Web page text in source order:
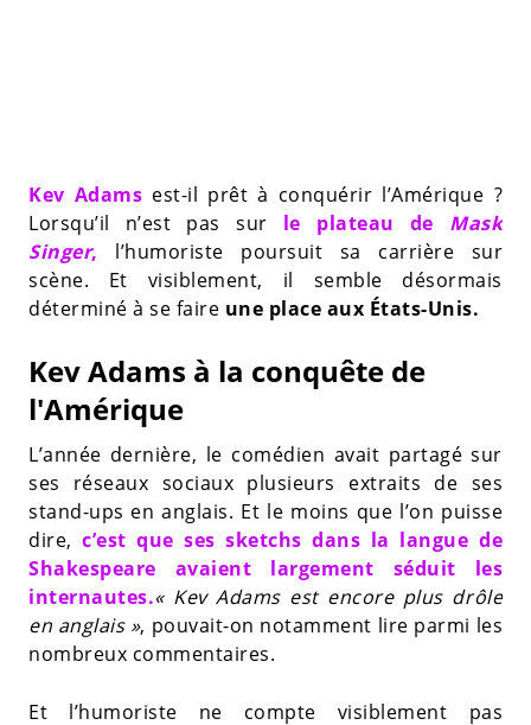
Kev Adams est-il prêt à conquérir l’Amérique ?
Lorsqu’il n’est pas sur le plateau de Mask
Singer, l’humoriste poursuit sa carrière sur
scène. Et visiblement, il semble désormais
déterminé à se faire une place aux États-Unis.
Kev Adams à la conquête de
l'Amérique
L’année dernière, le comédien avait partagé sur
ses réseaux sociaux plusieurs extraits de ses
stand-ups en anglais. Et le moins que l’on puisse
dire,c’est que ses sketchs dans la langue de
Shakespeare avaient largement séduit les
internautes.« Kev Adams est encore plus drôle
en anglais », pouvait-on notamment lire parmi les
nombreux commentaires.
Et l’humoriste ne compte visiblement pas